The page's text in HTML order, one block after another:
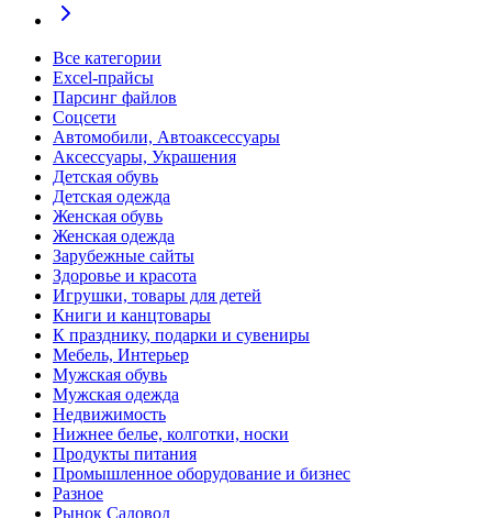
Все категории
Excel-прайсы
Парсинг файлов
Соцсети
Автомобили, Автоаксессуары
Аксессуары, Украшения
Детская обувь
Детская одежда
Женская обувь
Женская одежда
Зарубежные сайты
Здоровье и красота
Игрушки, товары для детей
Книги и канцтовары
К празднику, подарки и сувениры
Мебель, Интерьер
Мужская обувь
Мужская одежда
Недвижимость
Нижнее белье, колготки, носки
Продукты питания
Промышленное оборудование и бизнес
Разное
Рынок Садовод